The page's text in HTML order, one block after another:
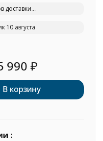
доставки...
10 августа
990 ₽
В корзину
: